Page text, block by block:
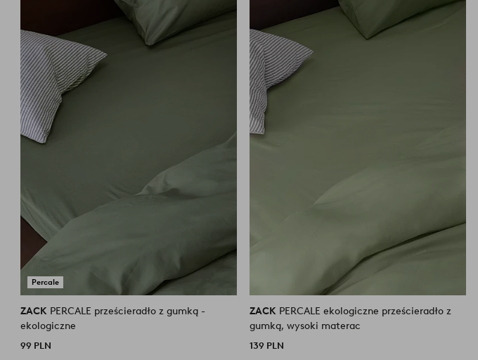
Percale
ZACK PERCALE prześcieradło z gumką -
ekologiczne
99 PLN
ZACK PERCALE ekologiczne prześcieradło z
gumką, wysoki materac
139 PLN